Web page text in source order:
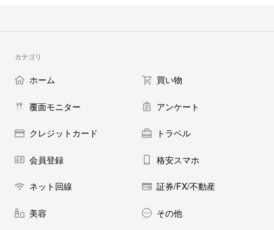
カテゴリ
ホーム 買い物
覆面モニター アンケート
クレジットカード トラベル
会員登録 格安スマホ
ネット回線 証券/FX/不動産
美容 その他